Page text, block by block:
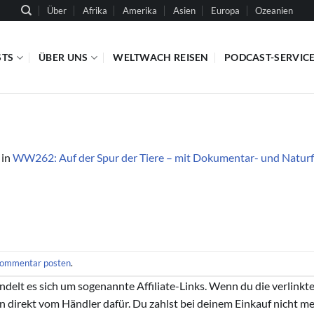
Über Afrika Amerika Asien Europa Ozeanien
ÜBER UNS WELTWACH REISEN PODCAST-
in WW262: Auf der Spur der Tiere – mit Dokumentar- und
posten.
es sich um sogenannte Affiliate-Links. Wenn du die
direkt vom Händler dafür. Du zahlst bei deinem Einkauf nicht